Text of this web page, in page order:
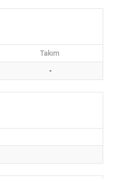
Takım
-